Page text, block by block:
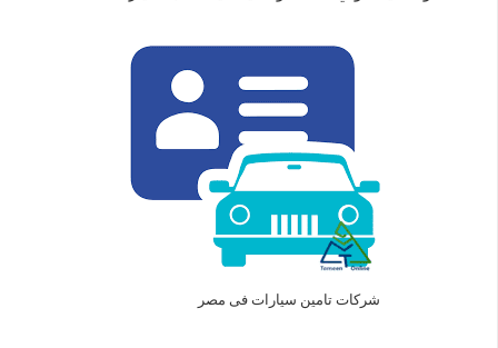
شركات تامين سيارات فى مصر